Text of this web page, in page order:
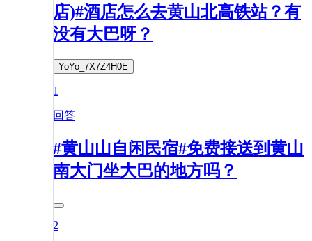
店)#酒店怎么去黄山北高铁站？有
没有大巴呀？
YoYo_7X7Z4H0E
1
回答
#黄山山自闲民宿#免费接送到黄山
南大门坐大巴的地方吗？
2